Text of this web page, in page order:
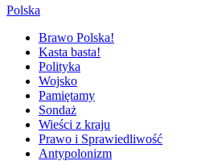
Polska
Brawo Polska!
Kasta basta!
Polityka
Wojsko
Pamiętamy
Sondaż
Wieści z kraju
Prawo i Sprawiedliwość
Antypolonizm